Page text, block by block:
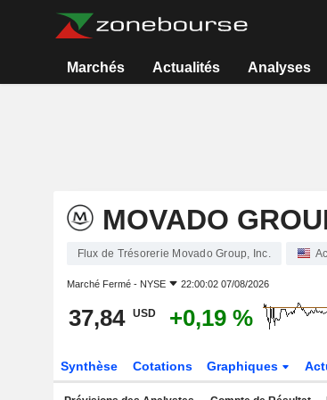
Marchés Actualités Analyses
MOVADO
Flux de Trésorerie Movado Group, Inc.
Marché Fermé - NYSE 22:00:02 07/08/2026
37,84 USD +0,19 %
Synthèse Cotations Graphiques